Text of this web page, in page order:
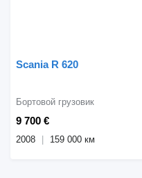
Scania R 620
9 700 €
Бортовой грузовик
2008 159 000 км